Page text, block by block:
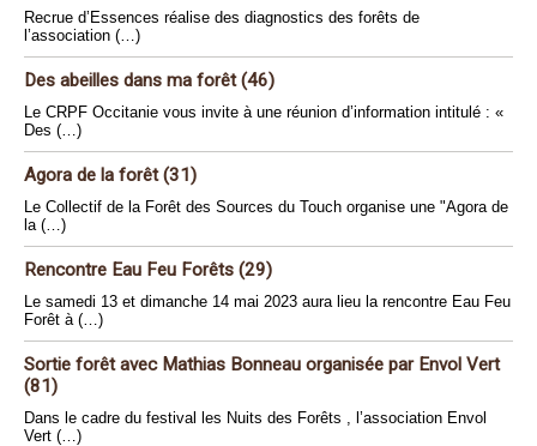
Recrue d’Essences réalise des diagnostics des forêts de
l’association (…)
Des abeilles dans ma forêt (46)
Le CRPF Occitanie vous invite à une réunion d’information intitulé : «
Des (…)
Agora de la forêt (31)
Le Collectif de la Forêt des Sources du Touch organise une "Agora de
la (…)
Rencontre Eau Feu Forêts (29)
Le samedi 13 et dimanche 14 mai 2023 aura lieu la rencontre Eau Feu
Forêt à (…)
Sortie forêt avec Mathias Bonneau organisée par Envol Vert
(81)
Dans le cadre du festival les Nuits des Forêts , l’association Envol
Vert (…)